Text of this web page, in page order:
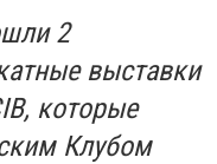
2
выставки
которые
Клубом